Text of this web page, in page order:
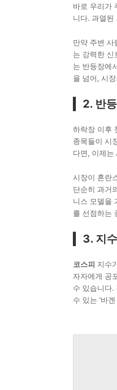
바로 우리가
니다. 과열된
만약 주변
는 강력한 신
는 반등장에
을 넘어, 시
2. 반
하락장 이후
종목들이 시
다면, 이제는
시장이 혼란
단순히 과거
니스 모델을
를 선점하는
3. 지
코스피 지수
자자에게 공
수 있습니다.
수 있는 '바